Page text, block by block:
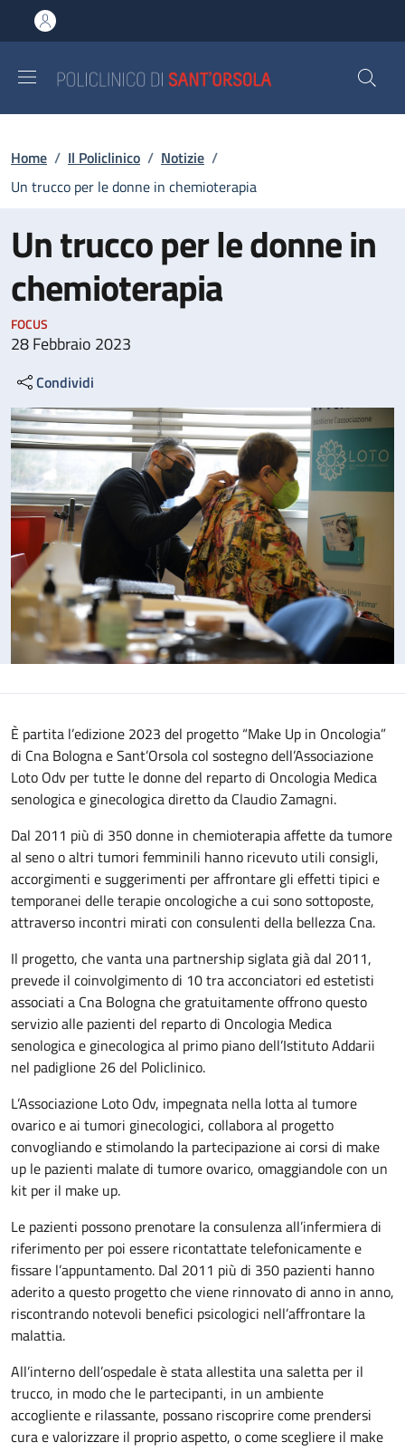
al contenuto principale
to footer content
Briciole di pane
Home / Il Policlinico / Notizie /
Un trucco per le donne in chemioterapia
Un trucco per le donne in
chemioterapia
FOCUS
28 Febbraio 2023
Condividi
È partita l’edizione 2023 del progetto “Make Up in Oncologia”
di Cna Bologna e Sant’Orsola col sostegno dell’Associazione
Loto Odv per tutte le donne del reparto di Oncologia Medica
senologica e ginecologica diretto da Claudio Zamagni.
Dal 2011 più di 350 donne in chemioterapia affette da tumore
al seno o altri tumori femminili hanno ricevuto utili consigli,
accorgimenti e suggerimenti per affrontare gli effetti tipici e
temporanei delle terapie oncologiche a cui sono sottoposte,
attraverso incontri mirati con consulenti della bellezza Cna.
Il progetto, che vanta una partnership siglata già dal 2011,
prevede il coinvolgimento di 10 tra acconciatori ed estetisti
associati a Cna Bologna che gratuitamente offrono questo
servizio alle pazienti del reparto di Oncologia Medica
senologica e ginecologica al primo piano dell’Istituto Addarii
nel padiglione 26 del Policlinico.
L’Associazione Loto Odv, impegnata nella lotta al tumore
ovarico e ai tumori ginecologici, collabora al progetto
convogliando e stimolando la partecipazione ai corsi di make
up le pazienti malate di tumore ovarico, omaggiandole con un
kit per il make up.
Le pazienti possono prenotare la consulenza all’infermiera di
riferimento per poi essere ricontattate telefonicamente e
fissare l’appuntamento. Dal 2011 più di 350 pazienti hanno
aderito a questo progetto che viene rinnovato di anno in anno,
riscontrando notevoli benefici psicologici nell’affrontare la
malattia.
All’interno dell’ospedale è stata allestita una saletta per il
trucco, in modo che le partecipanti, in un ambiente
accogliente e rilassante, possano riscoprire come prendersi
cura e valorizzare il proprio aspetto, o come scegliere il make